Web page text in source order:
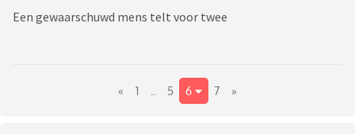
Een gewaarschuwd mens telt voor twee
« 1 5 6 7 »